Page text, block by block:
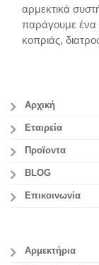
αρμεκτικά
παράγουμε ένα
κοπριάς,
Αρχική
Εταιρεία
Προϊοντα
BLOG
Επικοινωνία
Αρμεκτήρια